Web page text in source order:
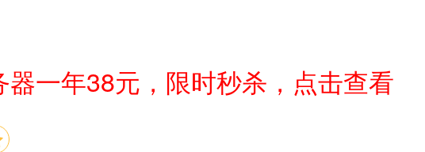
一年38元，限时秒杀，点击查看